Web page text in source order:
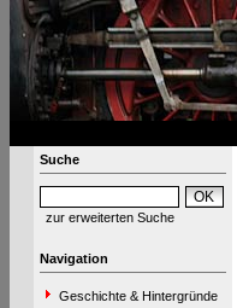
Suche
zur erweiterten Suche
Navigation
Geschichte & Hintergründe